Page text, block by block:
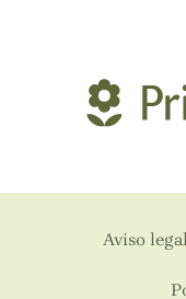
Aviso